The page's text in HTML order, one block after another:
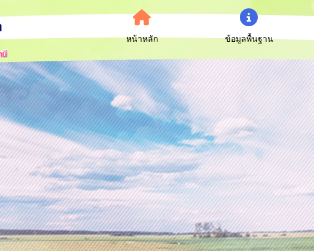
หน้าหลัก ข้อมูลพื้นฐาน